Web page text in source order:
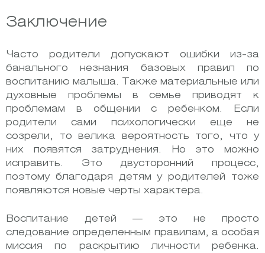
Заключение
Часто родители допускают ошибки из-за
банального незнания базовых правил по
воспитанию малыша. Также материальные или
духовные проблемы в семье приводят к
проблемам в общении с ребенком. Если
родители сами психологически еще не
созрели, то велика вероятность того, что у
них появятся затруднения. Но это можно
исправить. Это двусторонний процесс,
поэтому благодаря детям у родителей тоже
появляются новые черты характера.
Воспитание детей — это не просто
следование определенным правилам, а особая
миссия по раскрытию личности ребенка.